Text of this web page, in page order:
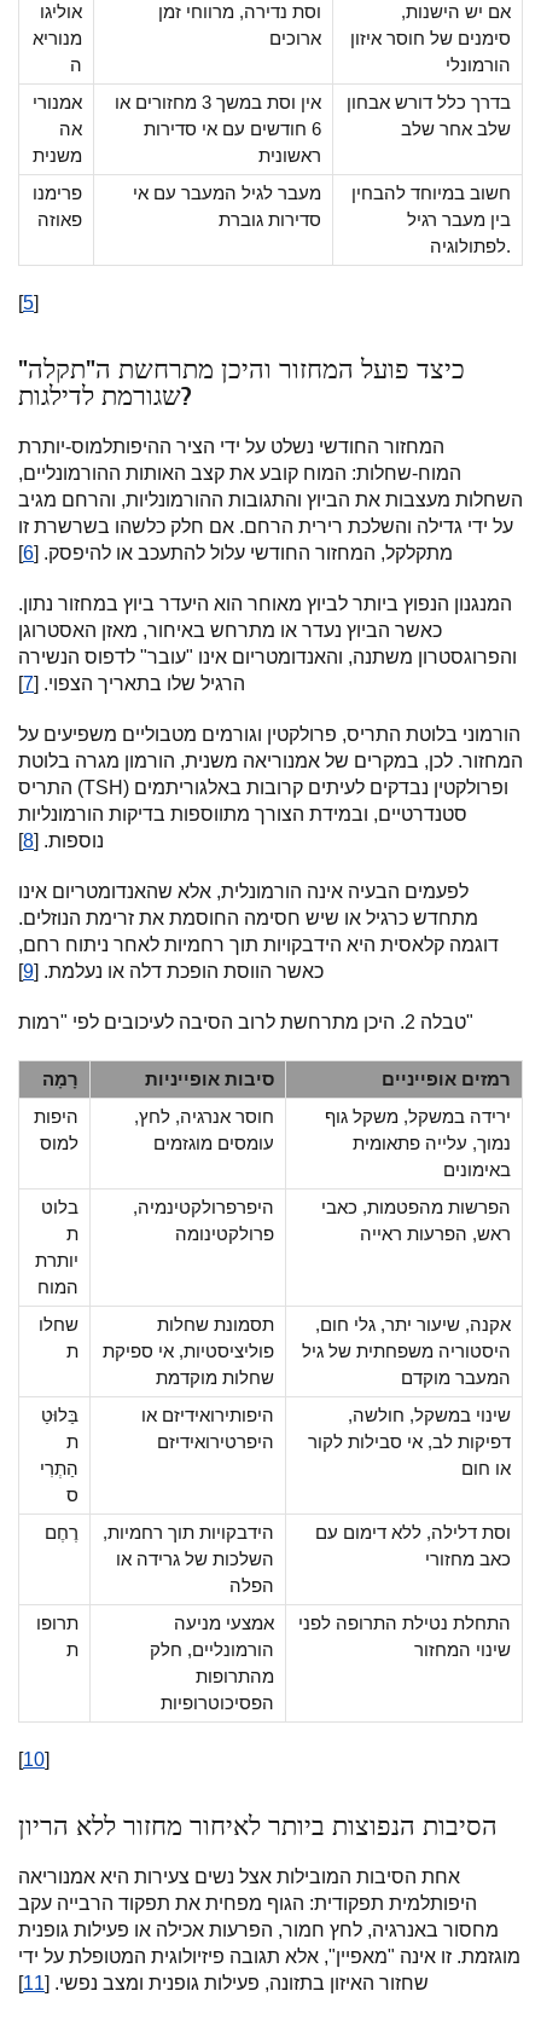
אוליגו
מנוריא
ה
וסת נדירה, מרווחי זמן
ארוכים
אם יש הישנות,
סימנים של חוסר איזון
הורמונלי
אמנורי
אה
משנית
אין וסת במשך 3 מחזורים או
6 חודשים עם אי סדירות
ראשונית
בדרך כלל דורש אבחון
שלב אחר שלב
פרימנו
פאוזה
מעבר לגיל המעבר עם אי
סדירות גוברת
חשוב במיוחד להבחין
בין מעבר רגיל
לפתולוגיה.
[5]
כיצד פועל המחזור והיכן מתרחשת ה"תקלה"
שגורמת לדילגות?
המחזור החודשי נשלט על ידי הציר ההיפותלמוס-יותרת
המוח-שחלות: המוח קובע את קצב האותות ההורמונליים,
השחלות מעצבות את הביוץ והתגובות ההורמונליות, והרחם מגיב
על ידי גדילה והשלכת רירית הרחם. אם חלק כלשהו בשרשרת זו
מתקלקל, המחזור החודשי עלול להתעכב או להיפסק. [6
]
המנגנון הנפוץ ביותר לביוץ מאוחר הוא היעדר ביוץ במחזור נתון.
כאשר הביוץ נעדר או מתרחש באיחור, מאזן האסטרוגן
והפרוגסטרון משתנה, והאנדומטריום אינו "עובר" לדפוס הנשירה
הרגיל שלו בתאריך הצפוי. [7
]
הורמוני בלוטת התריס, פרולקטין וגורמים מטבוליים משפיעים על
המחזור. לכן, במקרים של אמנוריאה משנית, הורמון מגרה בלוטת
התריס (TSH) ופרולקטין נבדקים לעיתים קרובות באלגוריתמים
סטנדרטיים, ובמידת הצורך מתווספות בדיקות הורמונליות
נוספות. [8
]
לפעמים הבעיה אינה הורמונלית, אלא שהאנדומטריום אינו
מתחדש כרגיל או שיש חסימה החוסמת את זרימת הנוזלים.
דוגמה קלאסית היא הידבקויות תוך רחמיות לאחר ניתוח רחם,
כאשר הווסת הופכת דלה או נעלמת. [9
]
טבלה 2. היכן מתרחשת לרוב הסיבה לעיכובים לפי "רמות"
רָמָה סיבות אופייניות
רמזים אופייניים
היפות
למוס
חוסר אנרגיה, לחץ,
עומסים מוגזמים
ירידה במשקל, משקל גוף
נמוך, עלייה פתאומית
באימונים
בלוט
ת
יותרת
המוח
היפרפרולקטינמיה,
פרולקטינומה
הפרשות מהפטמות, כאבי
ראש, הפרעות ראייה
שחלו
ת
תסמונת שחלות
פוליציסטיות, אי ספיקת
שחלות מוקדמת
אקנה, שיעור יתר, גלי חום,
היסטוריה משפחתית של גיל
המעבר מוקדם
בַּלוּטַ
ת
הַתְרִי
ס
היפותירואידיזם או
היפרטירואידיזם
שינוי במשקל, חולשה,
דפיקות לב, אי סבילות לקור
או חום
רֶחֶם
הידבקויות תוך רחמיות,
השלכות של גרידה או
הפלה
וסת דלילה, ללא דימום עם
כאב מחזורי
תרופו
ת
אמצעי מניעה
הורמונליים, חלק
מהתרופות
הפסיכוטרופיות
התחלת נטילת התרופה לפני
שינוי המחזור
[10]
הסיבות הנפוצות ביותר לאיחור מחזור ללא הריון
אחת הסיבות המובילות אצל נשים צעירות היא אמנוריאה
היפותלמית תפקודית: הגוף מפחית את תפקוד הרבייה עקב
מחסור באנרגיה, לחץ חמור, הפרעות אכילה או פעילות גופנית
מוגזמת. זו אינה "מאפיין", אלא תגובה פיזיולוגית המטופלת על ידי
שחזור האיזון בתזונה, פעילות גופנית ומצב נפשי. [11
]